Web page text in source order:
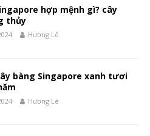
hợp mệnh gì? cây
thủy
Hương Lê
bàng Singapore xanh tươi
Hương Lê